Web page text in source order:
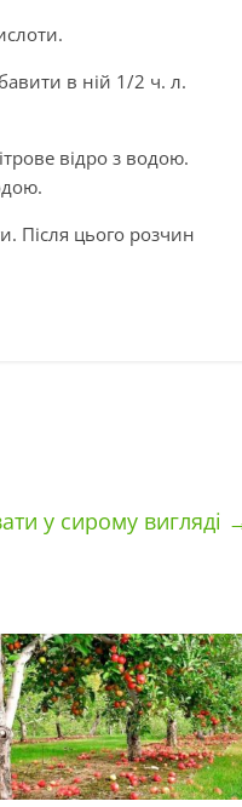
в ній 1/2 ч. л.
відро з водою.
Після цього розчин
у сирому вигляді